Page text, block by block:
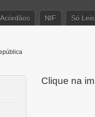
Acórdãos NIF Só Leis
Clique na